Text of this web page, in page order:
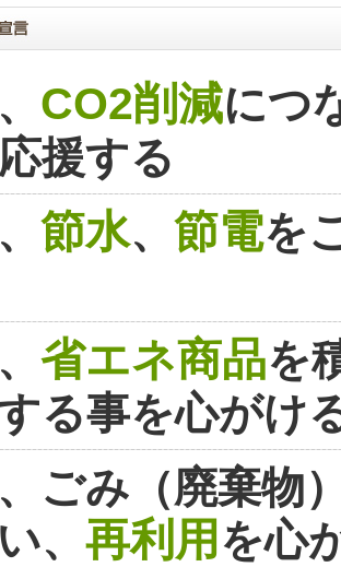
CO2削減につ
援する
節水、 節電を
省エネ商品を
る事を心がけ
ごみ（廃棄物
、 再利用を心